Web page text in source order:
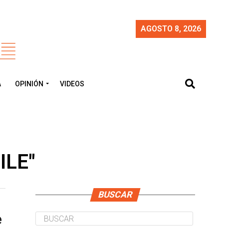
AGOSTO 8, 2026
OPINIÓN VIDEOS
BUSCAR